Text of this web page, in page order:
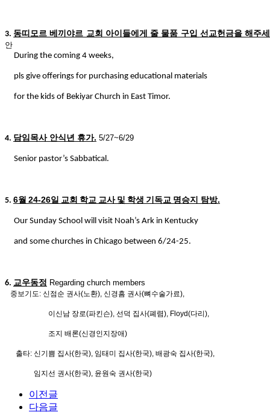
3. 동띠모르 베끼야르 교회 아이들에게 줄 물품 구입 선교헌금을 해주
안
During the coming 4 weeks,
pls give offerings for purchasing educational materials
for the kids of Bekiyar Church in East Timor.
4. 담임목사 안식년 휴가. 5/27~6/29
Senior pastor’s Sabbatical.
5. 6월 24-26일 교회 학교 교사 및 학생 기독교 명승지 탐방.
Our Sunday School will visit Noah’s Ark in Kentucky
and some churches in Chicago between 6/24-25.
6. 교우동정 Regarding church members
중보기도: 신점순 권사(노환), 신경흠 권사(뼈수술가료),
이신남 장로(파킨슨), 선덕 집사(폐렴), Floyd(다리 ),
조지 배론(신경인지장애)
출타: 신기쁨 집사(한국), 임태미 집사(한국), 배광숙 집사(한국),
임지선 권사(한국), 윤원숙 권사(한국)
이전글
다음글